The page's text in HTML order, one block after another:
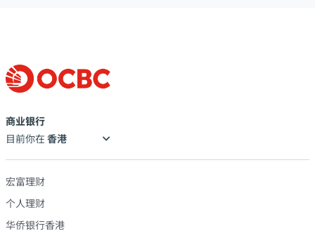
商业银行
目前你在
宏富理财
个人理财
华侨银行香港